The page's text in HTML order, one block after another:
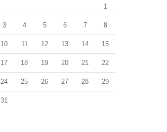
1
3 4 5 6 7 8
10 11 12 13 14 15
17 18 19 20 21 22
24 25 26 27 28 29
31